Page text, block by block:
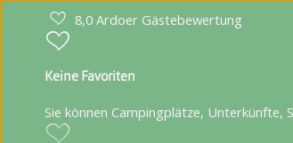
8,0 Ardoer Gästebewertung
Keine Favoriten
Sie können Campingplätze, Unterkünfte,